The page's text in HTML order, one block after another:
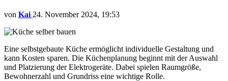
von Kai 24. November 2024, 19:53
Eine selbstgebaute Küche ermöglicht individuelle Gestaltung und
kann Kosten sparen. Die Küchenplanung beginnt mit der Auswahl
und Platzierung der Elektrogeräte. Dabei spielen Raumgröße,
Bewohnerzahl und Grundriss eine wichtige Rolle.